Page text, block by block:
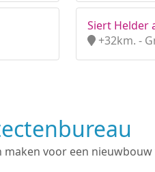
Siert Helder
+32km. -
voor een